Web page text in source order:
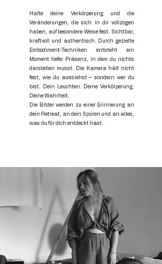
Halte deine Verkörperung und die
Veränderungen, die sich in dir vollzogen
haben, auf besondere Weise fest. Sichtbar,
kraftvoll und authentisch.
Durch gezielte
Embodiment-Techniken entsteht ein
Moment tiefer Präsenz, in dem du nichts
darstellen musst. Die Kamera hält nicht
fest, wie du aussiehst – sondern wer du
bist.
Dein Leuchten. Deine Verkörperung.
Deine Wahrheit.
Die Bilder werden zu einer Erinnerung an
dein Retreat, an dein Spüren und an alles,
was du für dich entdeckt hast.